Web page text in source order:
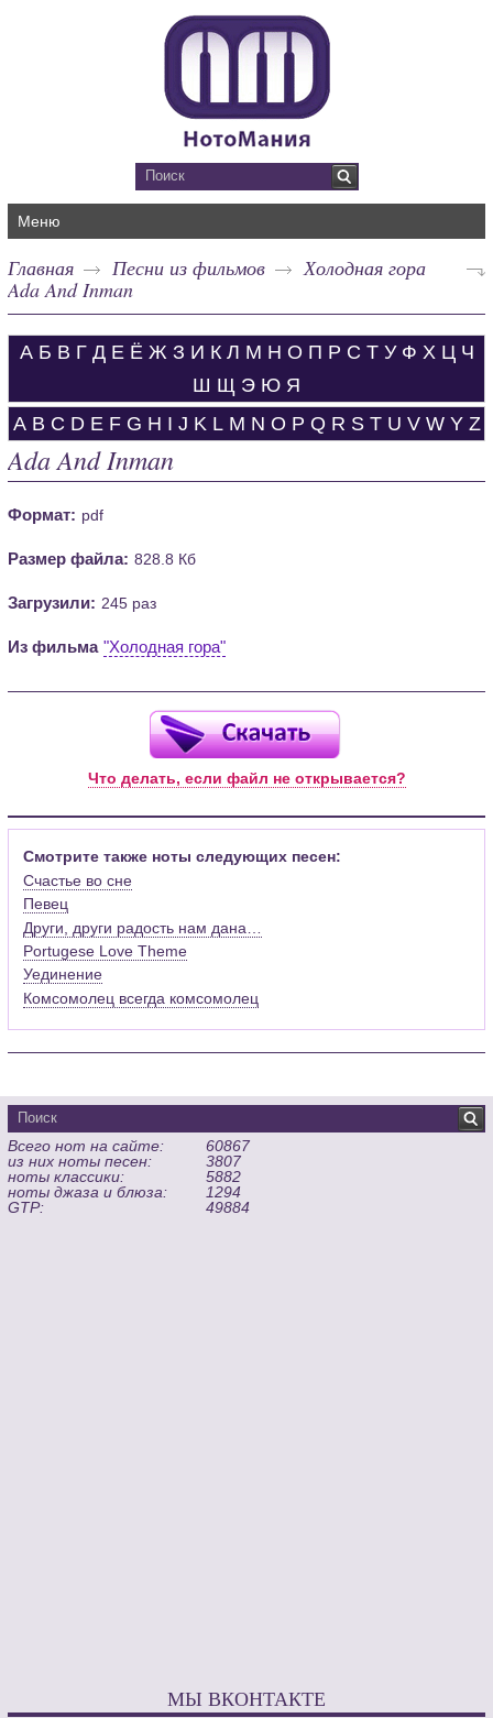
Меню
Главная Песни из фильмов
Холодная гора
Ada And Inman
А Б В Г Д Е Ё Ж З И К Л М Н О П Р С Т У Ф Х Ц Ч
Ш Щ Э Ю Я
A B C D E F G H I J K L M N O P Q R S T U V W Y Z
Ada And Inman
Формат: pdf
Размер файла: 828.8 Кб
Загрузили: 245 раз
Из фильма "Холодная гора"
Что делать, если файл не открывается?
Смотрите также ноты следующих песен:
Счастье во сне
Певец
Други, други радость нам дана…
Portugese Love Theme
Уединение
Комсомолец всегда комсомолец
Всего нот на сайте:
60867
из них ноты песен:
3807
ноты классики:
5882
ноты джаза и блюза:
1294
GTP:
49884
МЫ ВКОНТАКТЕ